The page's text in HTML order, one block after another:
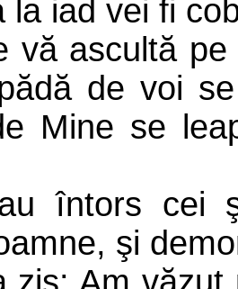
la iad vei fi
vă ascultă
de voi
Mine se
întors cei
şi